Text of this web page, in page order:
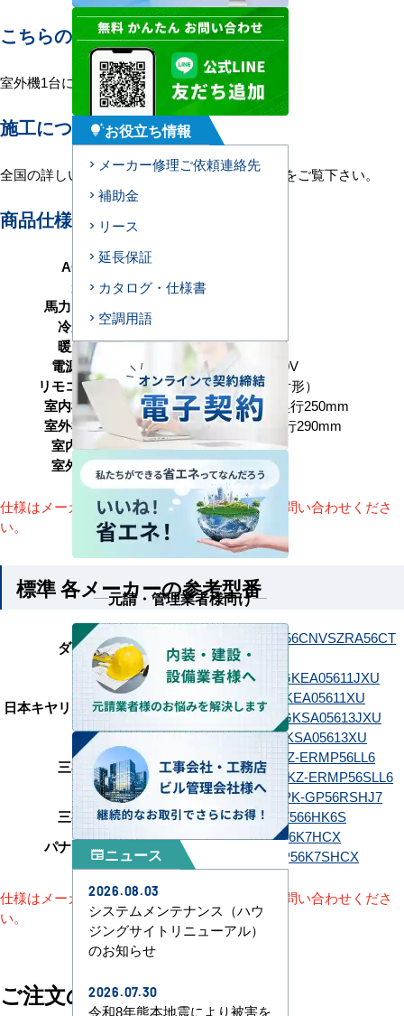
こちらの機種について
室外機1台に室内機1台を接続する1対1構成。
施工について
全国の詳しい施工エリアに関しましてはこちら をご覧下さい。
商品仕様＜参考例＞
AC型番
形状
壁掛形
馬力（能力）
冷房能力
暖房能力
5.0（1.5～6.3） kW
電源タイプ
単相200V／三相200V
リモコンタイプ
ワイヤード（壁取付形）
室内機サイズ
高さ320×幅1050×奥行250mm
室外機サイズ
高さ550×幅780×奥行290mm
室内機重量
13(kg)
室外機重量
39kg
仕様はメーカーによって異なります。詳細はお問い合わせくださ
い。
標準 各メーカーの参考型番
ダイキン
SZRA56CNVSZRA56CT
SZRA56CV
日本キヤリア（旧：東芝）
GKEA05611JMUB
GKEA05611JXU
GKEA05611MUB
GKEA05611XU
GKSA05613JMUB GKSA05613JXU
GKSA05613MUBGKSA05613XU
三菱電機
PKZ-ERMP56L6
PKZ-ERMP56LL6
PKZ-ERMP56SL6PKZ-ERMP56SLL6
日立
RPK-GP56RSH7
RPK-GP56RSHJ7
三菱重工
FDKV566H6SFDKV566HK6S
パナソニック
PA-P56K7HCPA-P56K7HCX
PA-P56K7SHC
PA-P56K7SHCX
仕様はメーカーによって異なります。詳細はお問い合わせくださ
い。
ご注文の流れ
tips_and_updatesお役立ち情報
メーカー修理ご依頼連絡先
補助金
リース
延長保証
カタログ・仕様書
空調用語
元請・管理業者様向け
newspaperニュース
2026.08.03
システムメンテナンス（ハウ
ジングサイトリニューアル）
のお知らせ
2026.07.30
令和8年熊本地震により被害を